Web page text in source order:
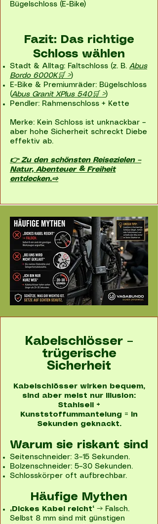
Bügelschloss (E-Bike)
Fazit: Das richtige
Schloss wählen
Stadt & Alltag: Faltschloss (z. B. Abus
Bordo 6000K🛒 >)
E-Bike & Premiumräder: Bügelschloss
(Abus Granit XPlus 540🛒 >)
Pendler: Rahmenschloss + Kette
Merke: Kein Schloss ist unknackbar –
aber hohe Sicherheit schreckt Diebe
effektiv ab.
👉 Zu den schönsten Reisezielen –
Natur, Abenteuer & Freiheit
entdecken.⇨
Kabelschlösser –
trügerische
Sicherheit
Kabelschlösser wirken bequem,
sind aber meist nur Illusion:
Stahlseil +
Kunststoffummantelung = in
Sekunden geknackt.
Warum sie riskant sind
Seitenschneider: 3–15 Sekunden.
Bolzenschneider: 5–30 Sekunden.
Schlosskörper oft aufbrechbar.
Häufige Mythen
„Dickes Kabel reicht“ → Falsch.
Selbst 8 mm sind mit günstigen